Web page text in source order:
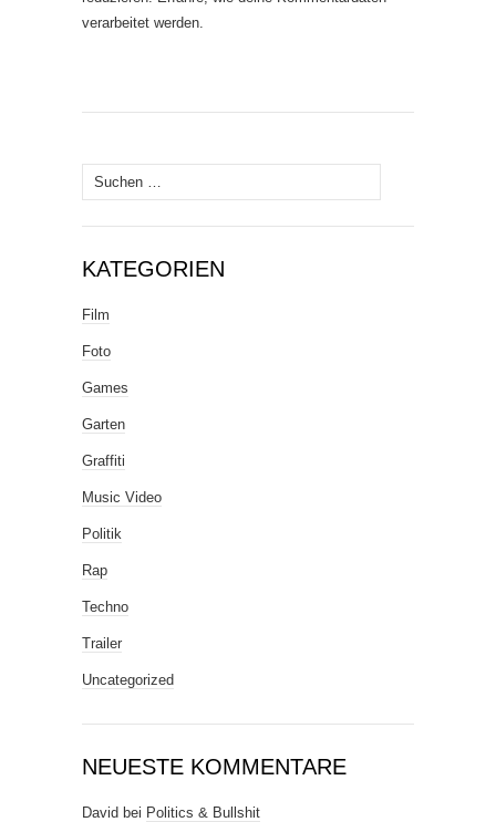
verarbeitet werden.
Suche
nach:
KATEGORIEN
Film
Foto
Games
Garten
Graffiti
Music Video
Politik
Rap
Techno
Trailer
Uncategorized
NEUESTE KOMMENTARE
David bei Politics & Bullshit